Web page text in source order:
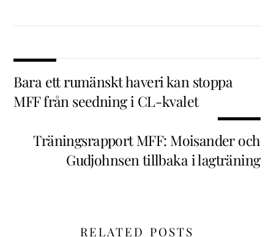
Bara ett rumänskt haveri kan stoppa
MFF från seedning i CL-kvalet
Träningsrapport MFF: Moisander och
Gudjohnsen tillbaka i lagträning
RELATED POSTS